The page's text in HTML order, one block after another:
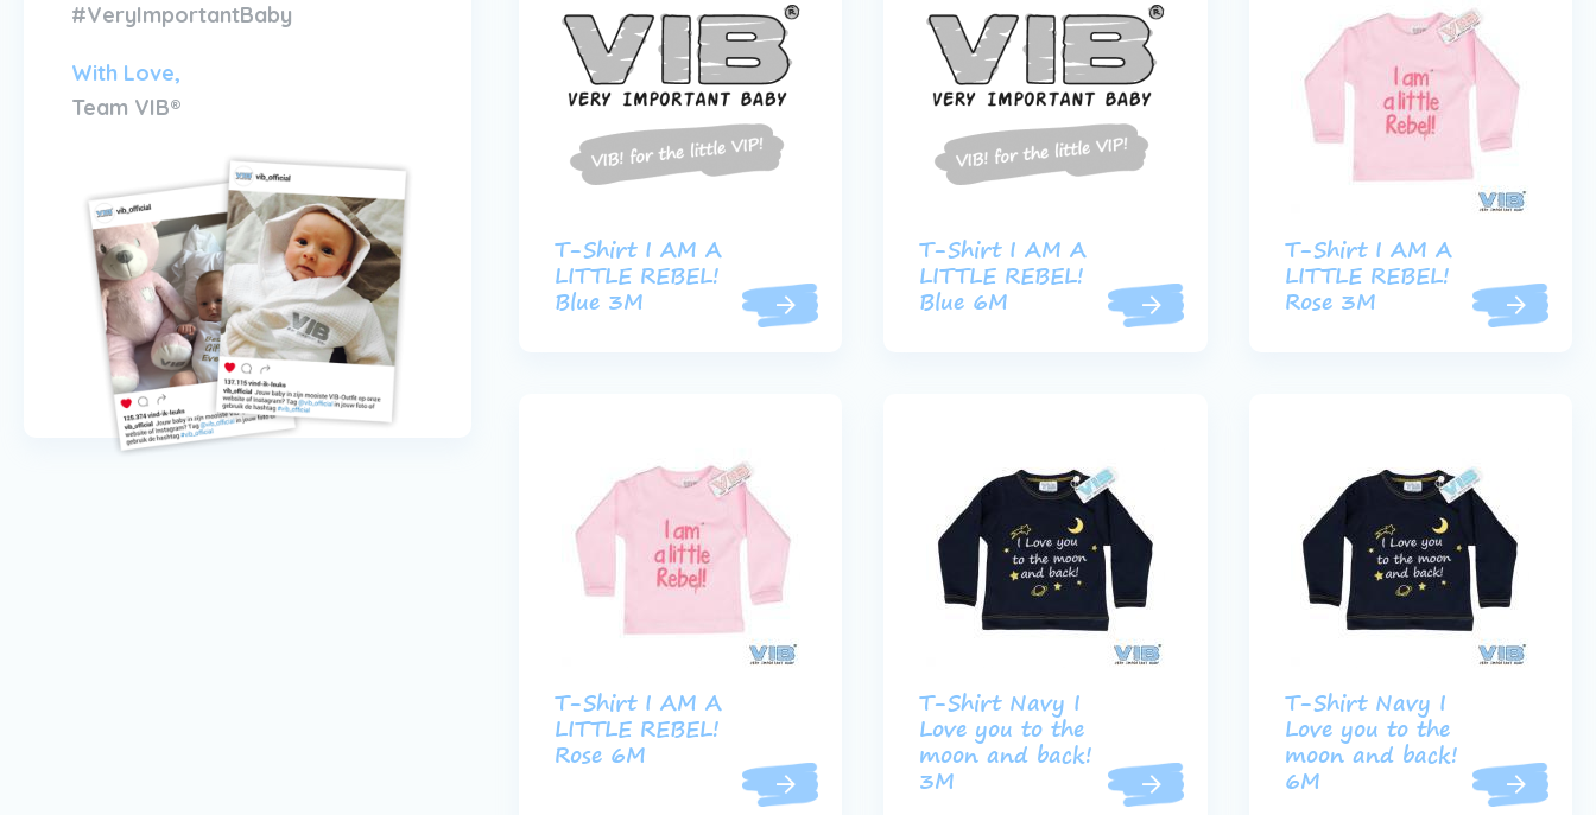
#VeryImportantBaby
With Love,
Team VIB®
T-Shirt I AM A
LITTLE REBEL!
Blue 3M
T-Shirt I AM A
LITTLE REBEL!
Blue 6M
T-Shirt I AM A
LITTLE REBEL!
Rose 3M
T-Shirt I AM A
LITTLE REBEL!
Rose 6M
T-Shirt Navy I
Love you to the
moon and back!
3M
T-Shirt Navy I
Love you to the
moon and back!
6M